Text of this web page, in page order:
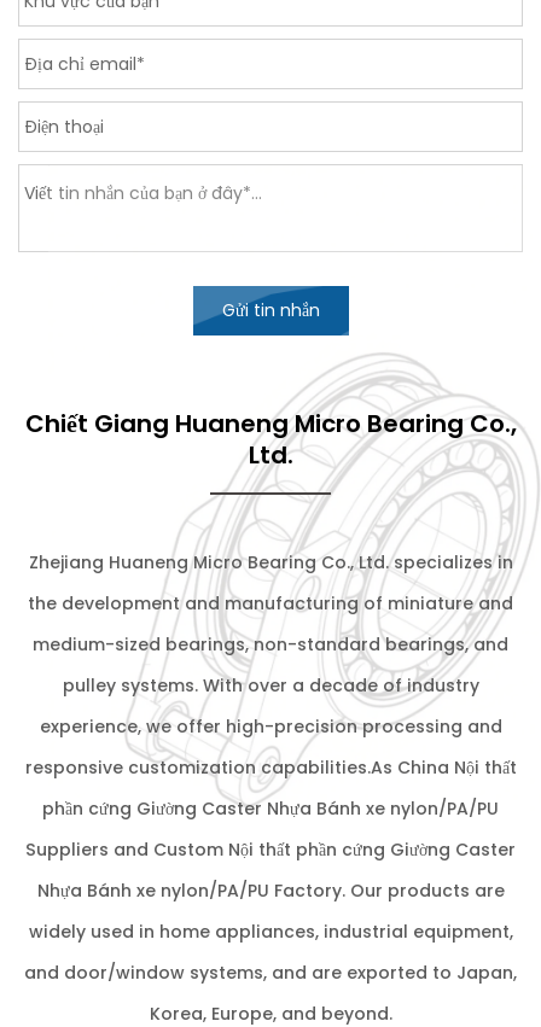
Gửi tin nhắn
Chiết Giang Huaneng Micro Bearing Co.,
Ltd.
Zhejiang Huaneng Micro Bearing Co., Ltd. specializes in
the development and manufacturing of miniature and
medium-sized bearings, non-standard bearings, and
pulley systems. With over a decade of industry
experience, we offer high-precision processing and
responsive customization capabilities.As China Nội thất
phần cứng Giường Caster Nhựa Bánh xe nylon/PA/PU
Suppliers and Custom Nội thất phần cứng Giường Caster
Nhựa Bánh xe nylon/PA/PU Factory. Our products are
widely used in home appliances, industrial equipment,
and door/window systems, and are exported to Japan,
Korea, Europe, and beyond.